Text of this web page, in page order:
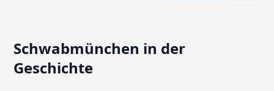
Schwabmünchen in der
Geschichte